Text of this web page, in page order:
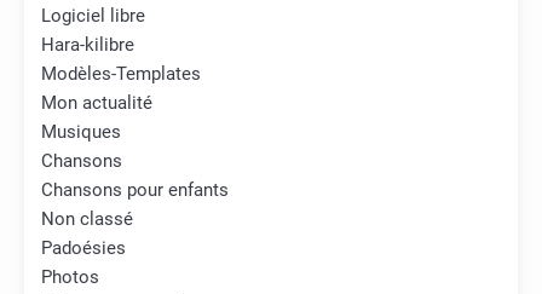
Logiciel libre
Hara-kilibre
Modèles-Templates
Mon actualité
Musiques
Chansons
Chansons pour enfants
Non classé
Padoésies
Photos